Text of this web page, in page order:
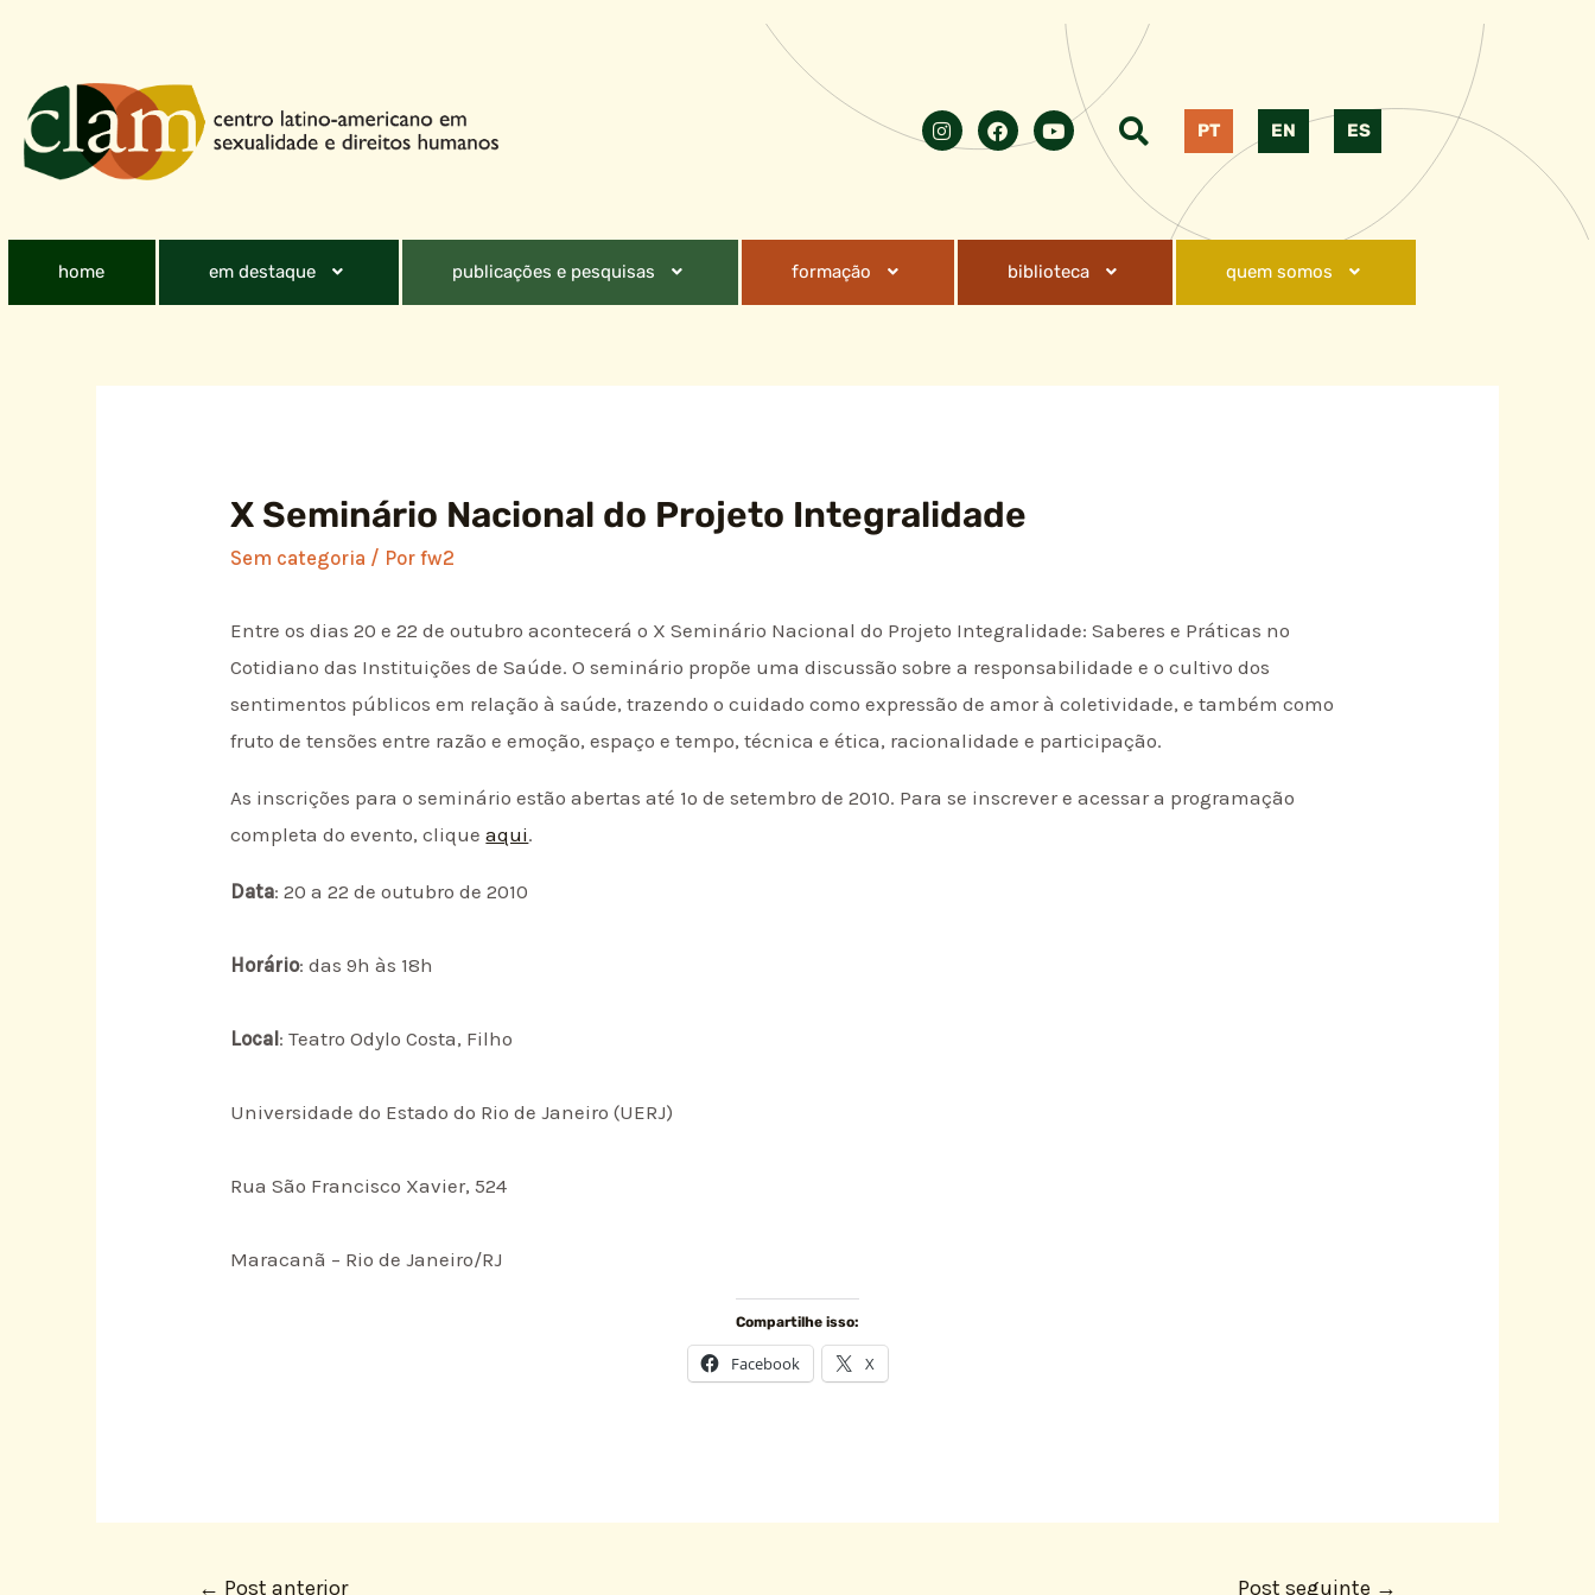
PT EN ES
home em destaque publicações e pesquisas formação biblioteca quem somos
X Seminário Nacional do Projeto Integralidade
Sem categoria / Porfw2
Entre os dias 20 e 22 de outubro acontecerá o X Seminário Nacional do Projeto Integralidade: Saberes e Práticas no
Cotidiano das Instituições de Saúde. O seminário propõe uma discussão sobre a responsabilidade e o cultivo dos
sentimentos públicos em relação à saúde, trazendo o cuidado como expressão de amor à coletividade, e também como
fruto de tensões entre razão e emoção, espaço e tempo, técnica e ética, racionalidade e participação.
As inscrições para o seminário estão abertas até 1º de setembro de 2010. Para se inscrever e acessar a programação
completa do evento, cliqueaqui.
Data: 20 a 22 de outubro de 2010
Horário: das 9h às 18h
Local: Teatro Odylo Costa, Filho
Universidade do Estado do Rio de Janeiro (UERJ)
Rua São Francisco Xavier, 524
Maracanã – Rio de Janeiro/RJ
Compartilhe isso:
Facebook X
← Post anterior Post seguinte →